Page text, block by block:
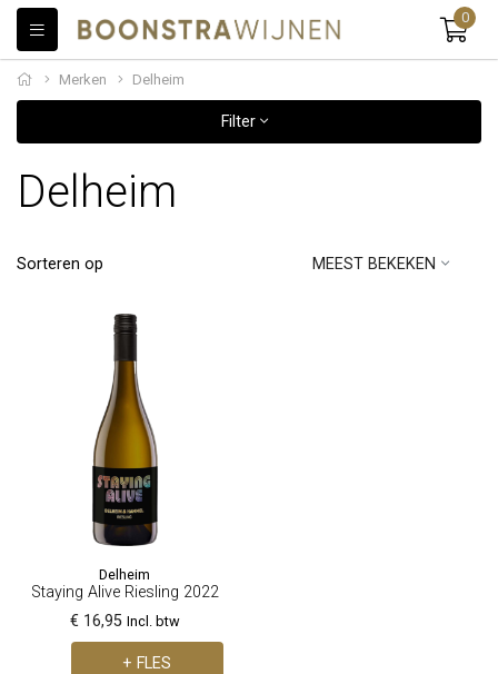
0
Merken Delheim
Filter
Delheim
Sorteren op MEEST BEKEKEN
Delheim
Staying Alive Riesling 2022
€ 16,95 Incl. btw
+ FLES